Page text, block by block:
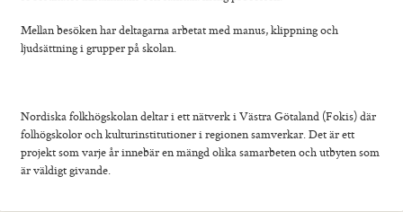
Foto
Film
Musik
Mellan besöken har deltagarna arbetat med manus, klippning och
ljudsättning i grupper på skolan.
Nordiska folkhögskolan deltar i ett nätverk i Västra Götaland (Fokis) där
folhögskolor och kulturinstitutioner i regionen samverkar. Det är ett
projekt som varje år innebär en mängd olika samarbeten och utbyten som
är väldigt givande.